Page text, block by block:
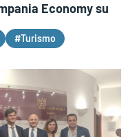
Economy su
#Turismo